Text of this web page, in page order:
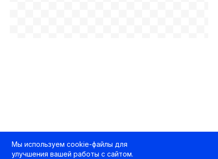
Мы используем cookie-файлы для
улучшения вашей работы с сайтом.